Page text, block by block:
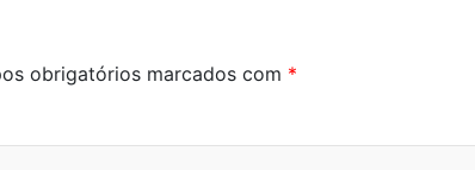
obrigatórios marcados com *